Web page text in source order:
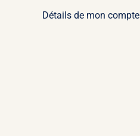
Détails de mon compte